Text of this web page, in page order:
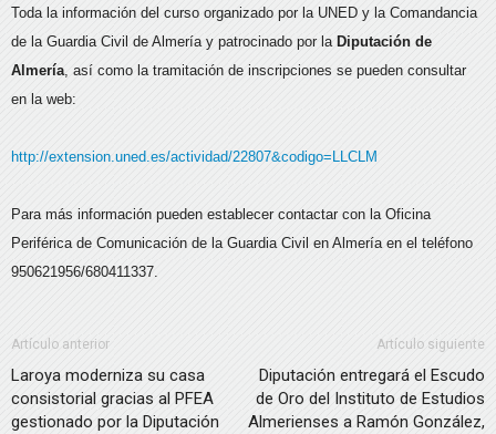
Toda la información del curso organizado por la UNED y la Comandancia
de la Guardia Civil de Almería y patrocinado por la Diputación de
Almería, así como la tramitación de inscripciones se pueden consultar
en la web:
http://extension.uned.es/actividad/22807&codigo=LLCLM
Para más información pueden establecer contactar con la Oficina
Periférica de Comunicación de la Guardia Civil en Almería en el teléfono
950621956/680411337.
Artículo anterior
Laroya moderniza su casa
consistorial gracias al PFEA
gestionado por la Diputación
Artículo siguiente
Diputación entregará el Escudo
de Oro del Instituto de Estudios
Almerienses a Ramón González,